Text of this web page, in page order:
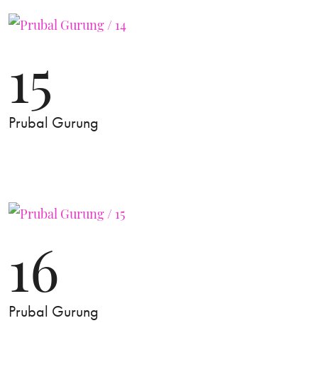
15
Prubal Gurung
16
Prubal Gurung